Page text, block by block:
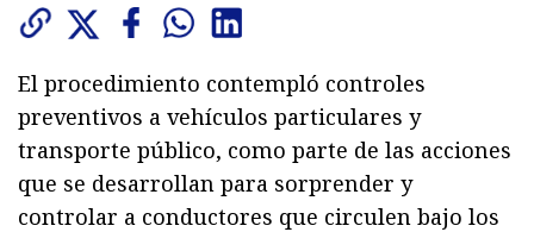
El procedimiento contempló controles
preventivos a vehículos particulares y
transporte público, como parte de las acciones
que se desarrollan para sorprender y
controlar a conductores que circulen bajo los